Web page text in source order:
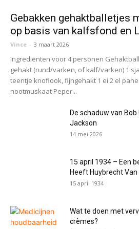
Gebakken gehaktballetjes
op basis van kalfsfond en
Vince - 3 maart 2026
Ingrediënten voor 4 personen
gehakt (rund/varken, of kalf/varken) 1
teentje knoflook, fijngehakt 1 ei 2 el
nootmuskaat Peper...
De schaduw van Bob
Jackson
14 mei 2026
15 april 1934 – Een
Heeft Huybrecht Van
15 april 1934
Wat te doen met
crèmes?